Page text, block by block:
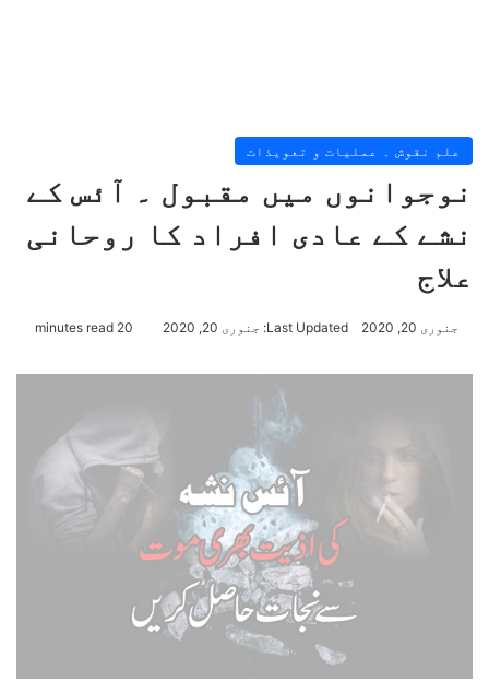
علم نقوش ۔ عملیات و تعویذات
نوجوانوں میں مقبول ۔ آئس کے
نشے کے عادی افراد کا روحانی
علاج
جنوری 20, 2020 Last Updated: جنوری 20, 2020